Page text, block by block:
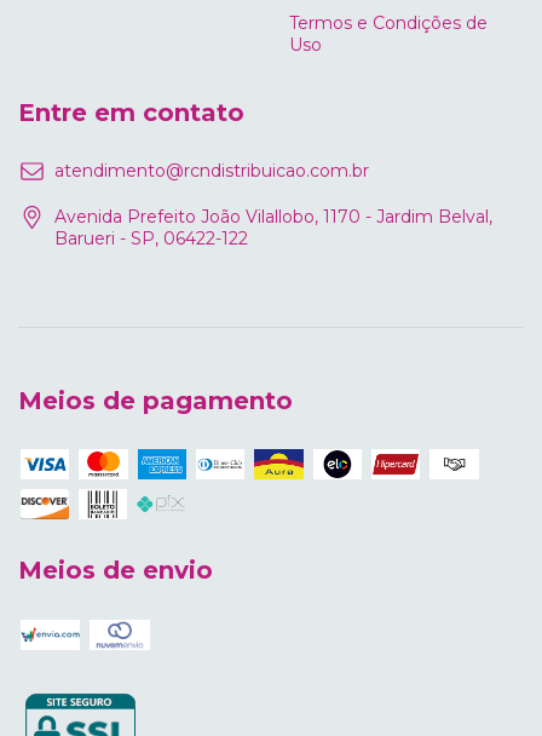
Termos e Condições de
Uso
Entre em contato
atendimento@rcndistribuicao.com.br
Avenida Prefeito João Vilallobo, 1170 - Jardim Belval,
Barueri - SP, 06422-122
Meios de pagamento
Meios de envio